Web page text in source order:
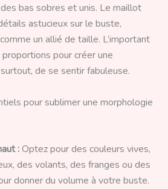
bas sobres et unis. Le maillot
astucieux sur le buste,
un allié de taille. L’important
pour créer une
de se sentir fabuleuse.
pour sublimer une morphologie
:Optez pour des couleurs vives,
des volants, des franges ou des
donner du volume à votre buste.